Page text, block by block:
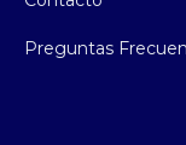
Preguntas